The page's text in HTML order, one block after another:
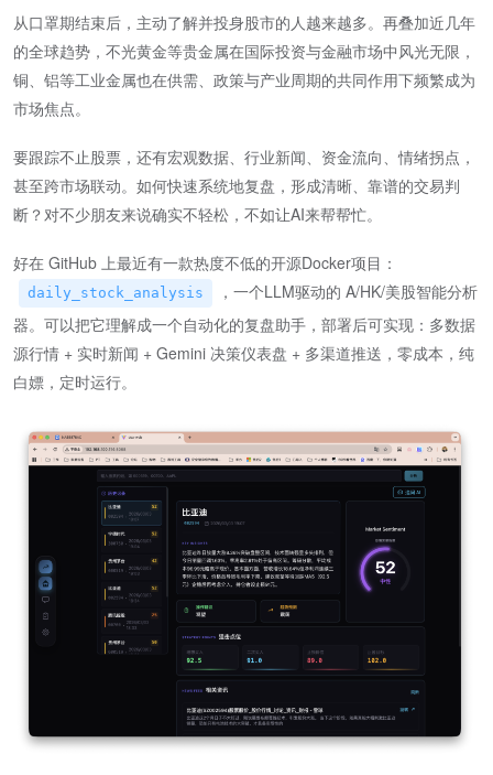
全平台客
户端
不限制在
线设备
立即注册
从口罩期结束后，主动了解并投身股市的人越来越多。再叠加近几年
的全球趋势，不光黄金等贵金属在国际投资与金融市场中风光无限，
铜、铝等工业金属也在供需、政策与产业周期的共同作用下频繁成为
市场焦点。
要跟踪不止股票，还有宏观数据、行业新闻、资金流向、情绪拐点，
甚至跨市场联动。如何快速系统地复盘，形成清晰、靠谱的交易判
断？对不少朋友来说确实不轻松，不如让AI来帮帮忙。
好在 GitHub 上最近有一款热度不低的开源Docker项目：
daily_stock_analysis
，一个LLM驱动的 A/HK/美股智能分析
器。可以把它理解成一个自动化的复盘助手，部署后可实现：多数据
源行情 + 实时新闻 + Gemini 决策仪表盘 + 多渠道推送，零成本，纯
白嫖，定时运行。